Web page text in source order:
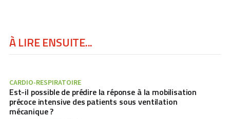
À LIRE ENSUITE...
CARDIO-RESPIRATOIRE
Est-il possible de prédire la réponse à la mobilisation
précoce intensive des patients sous ventilation
mécanique ?